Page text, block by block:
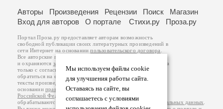
Мы используем файлы cookie
для улучшения работы сайта.
Оставаясь на сайте, вы
соглашаетесь с условиями
Авторы Произведения Рецензии Поиск
Магазин
Вход для авторов
О портале Стихи.ру Проза.ру
Портал Проза.ру предоставляет авторам возможность
свободной публикации своих литературных произведений в
сети Интернет на основаниипользовательского договора
Все авторские права на произведения принадлежат авторам
и охраняются законом
. Перепечатка произведений возможна
только с согласия его автора, к которому вы можете
обратиться на его авторской странице. Ответственность за
тексты произведений авторы несут самостоятельно на
основанииправил публикацииизаконодательства
Российской Федерации
обрабатываются на основанииПолитики обработки персональных данных